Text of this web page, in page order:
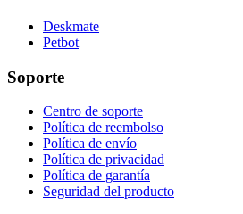
Deskmate
Petbot
Soporte
Centro de soporte
Política de reembolso
Política de envío
Política de privacidad
Política de garantía
Seguridad del producto